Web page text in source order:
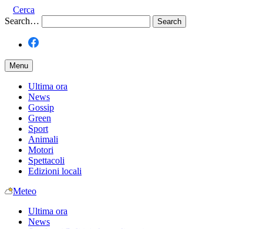
Cerca
Search…
Menu
Ultima ora
News
Gossip
Green
Sport
Animali
Motori
Spettacoli
Edizioni locali
Meteo
Ultima ora
News